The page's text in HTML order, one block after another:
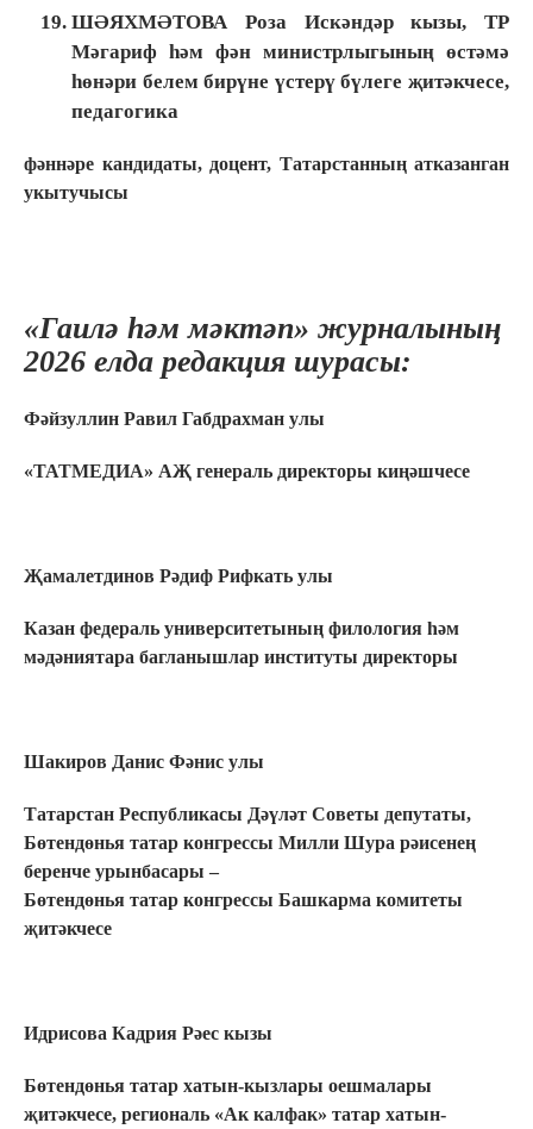
ШӘЯХМӘТОВА Роза Искәндәр кызы, ТР
Мәгариф һәм фән министрлыгының өстәмә
һөнәри белем бирүне үстерү бүлеге җитәкчесе,
педагогика
фәннәре кандидаты, доцент, Татарстанның атказанган
укытучысы
«Гаилә һәм мәктәп» журналының
2026 елда редакция шурасы:
Фәйзуллин Равил Габдрахман улы
«ТАТМЕДИА» АҖ генераль директоры киңәшчесе
Җамалетдинов Рәдиф Рифкать улы
Казан федераль университетының филология һәм
мәдәниятара багланышлар институты директоры
Шакиров Данис Фәнис улы
Татарстан Республикасы Дәүләт Советы депутаты,
Бөтендөнья татар конгрессы Милли Шура рәисенең
беренче урынбасары –
Бөтендөнья татар конгрессы Башкарма комитеты
җитәкчесе
Идрисова Кадрия Рәес кызы
Бөтендөнья татар хатын-кызлары оешмалары
җитәкчесе, региональ «Ак калфак» татар хатын-